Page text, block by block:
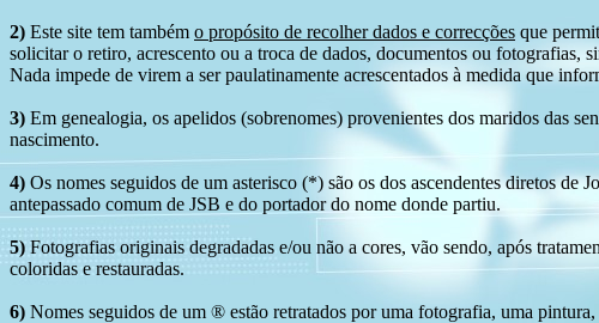
2) Este site tem também o propósito de recolher dados e correcções que
solicitar o retiro, acrescento ou a troca de dados, documentos ou fotografias,
Nada impede de virem a ser paulatinamente acrescentados à medida que
3) Em genealogia, os apelidos (sobrenomes) provenientes dos maridos das
nascimento.
4) Os nomes seguidos de um asterisco (*) são os dos ascendentes diretos
antepassado comum de JSB e do portador do nome donde partiu.
5) Fotografias originais degradadas e/ou não a cores, vão sendo, após
coloridas e restauradas.
6) Nomes seguidos de um ® estão retratados por uma fotografia, uma